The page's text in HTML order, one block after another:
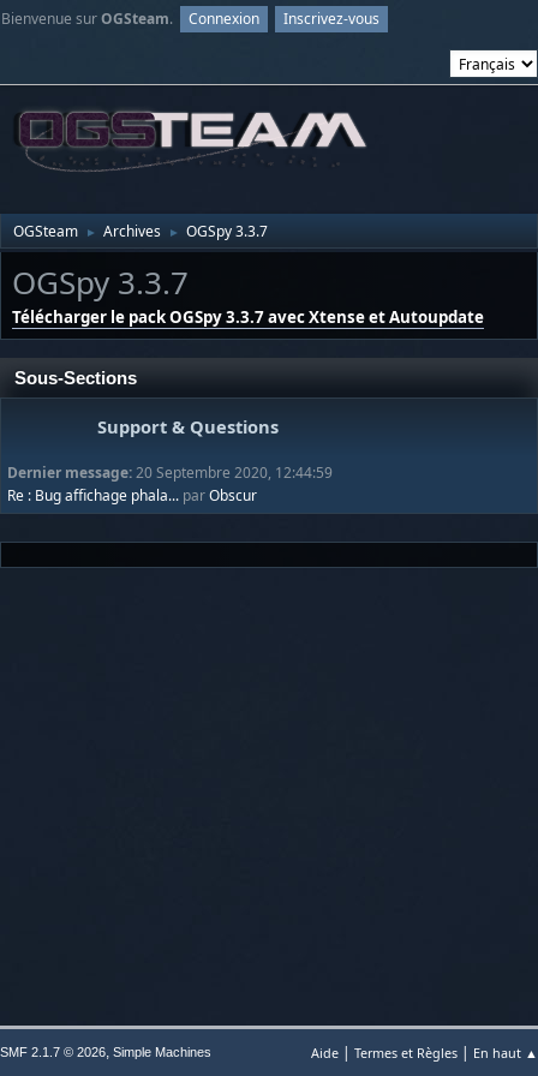
Bienvenue surOGSteam. Connexion Inscrivez-vous
OGSteam ► Archives ► OGSpy 3.3.7
OGSpy 3.3.7
Télécharger le pack OGSpy 3.3.7 avec Xtense et Autoupdate
Sous-Sections
Support & Questions
Dernier message:20 Septembre 2020, 12:44:59
Re : Bug affichage phala... parObscur
Aide | Termes et Règles | En haut ▲
SMF 2.1.7 © 2026, Simple Machines